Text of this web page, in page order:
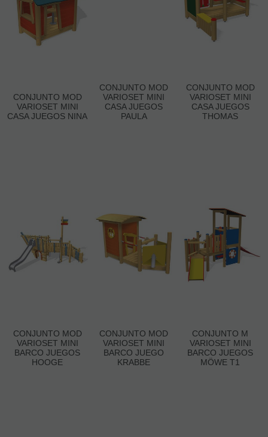
CONJUNTO MOD
VARIOSET MINI
CASA JUEGOS NINA
CONJUNTO MOD
VARIOSET MINI
CASA JUEGOS
PAULA
CONJUNTO MOD
VARIOSET MINI
CASA JUEGOS
THOMAS
CONJUNTO MOD
VARIOSET MINI
BARCO JUEGOS
HOOGE
CONJUNTO MOD
VARIOSET MINI
BARCO JUEGO
KRABBE
CONJUNTO M
VARIOSET MINI
BARCO JUEGOS
MÖWE T1